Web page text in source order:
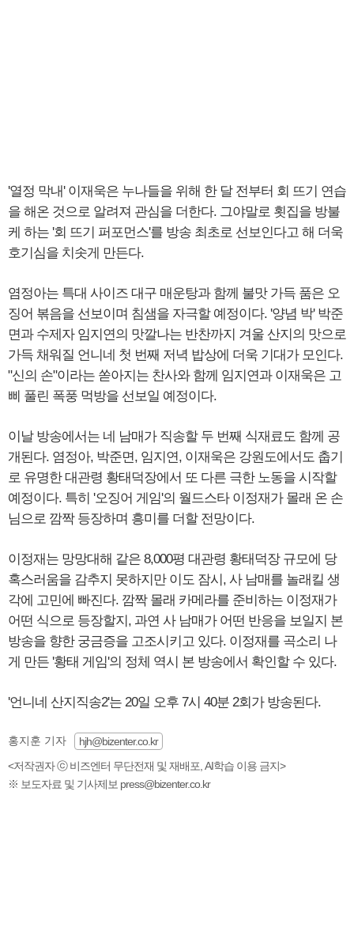
'열정 막내' 이재욱은 누나들을 위해 한 달 전부터 회 뜨기 연습
을 해온 것으로 알려져 관심을 더한다. 그야말로 횟집을 방불
케 하는 '회 뜨기 퍼포먼스'를 방송 최초로 선보인다고 해 더욱
호기심을 치솟게 만든다.
염정아는 특대 사이즈 대구 매운탕과 함께 불맛 가득 품은 오
징어 볶음을 선보이며 침샘을 자극할 예정이다. '양념 박' 박준
면과 수제자 임지연의 맛깔나는 반찬까지 겨울 산지의 맛으로
가득 채워질 언니네 첫 번째 저녁 밥상에 더욱 기대가 모인다.
"신의 손"이라는 쏟아지는 찬사와 함께 임지연과 이재욱은 고
삐 풀린 폭풍 먹방을 선보일 예정이다.
이날 방송에서는 네 남매가 직송할 두 번째 식재료도 함께 공
개된다. 염정아, 박준면, 임지연, 이재욱은 강원도에서도 춥기
로 유명한 대관령 황태덕장에서 또 다른 극한 노동을 시작할
예정이다. 특히 '오징어 게임'의 월드스타 이정재가 몰래 온 손
님으로 깜짝 등장하며 흥미를 더할 전망이다.
이정재는 망망대해 같은 8,000평 대관령 황태덕장 규모에 당
혹스러움을 감추지 못하지만 이도 잠시, 사 남매를 놀래킬 생
각에 고민에 빠진다. 깜짝 몰래 카메라를 준비하는 이정재가
어떤 식으로 등장할지, 과연 사 남매가 어떤 반응을 보일지 본
방송을 향한 궁금증을 고조시키고 있다. 이정재를 곡소리 나
게 만든 '황태 게임'의 정체 역시 본 방송에서 확인할 수 있다.
'언니네 산지직송2'는 20일 오후 7시 40분 2회가 방송된다.
홍지훈 기자
hjh@bizenter.co.kr
<저작권자 ⓒ 비즈엔터 무단전재 및 재배포, AI학습 이용 금지>
※ 보도자료 및 기사제보 press@bizenter.co.kr